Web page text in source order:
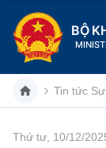
BỘ
Tin tức
Thứ tư, 10/12/